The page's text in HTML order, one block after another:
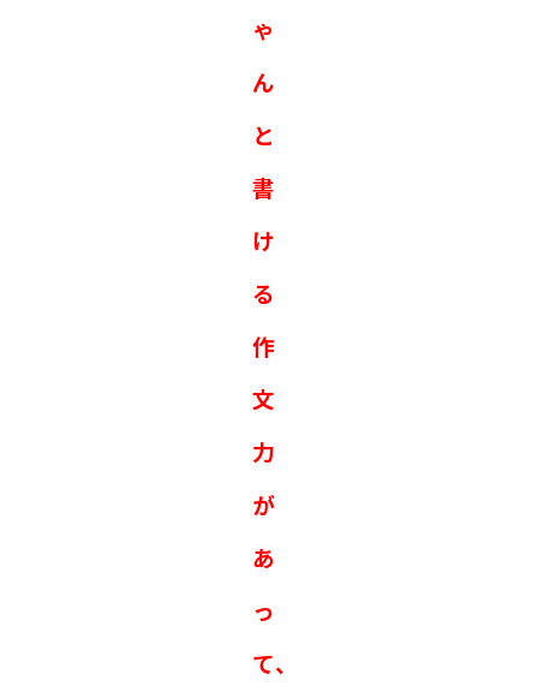
ゃ
ん
と
書
け
る
作
文
力
が
あ
っ
て、